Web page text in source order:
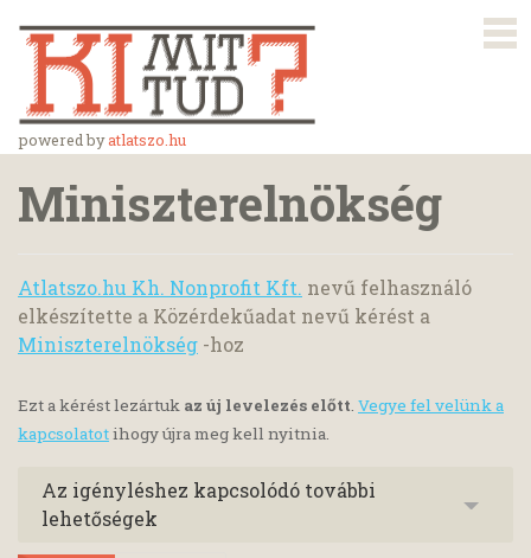
powered byatlatszo.hu
Miniszterelnökség
Atlatszo.hu Kh. Nonprofit Kft. nevű felhasználó
elkészítette a Közérdekűadat nevű kérést a
Miniszterelnökség -hoz
Ezt a kérést lezártuk az új levelezés előtt. Vegye fel velünk a
kapcsolatotihogy újra meg kell nyitnia.
Az igényléshez kapcsolódó további
lehetőségek